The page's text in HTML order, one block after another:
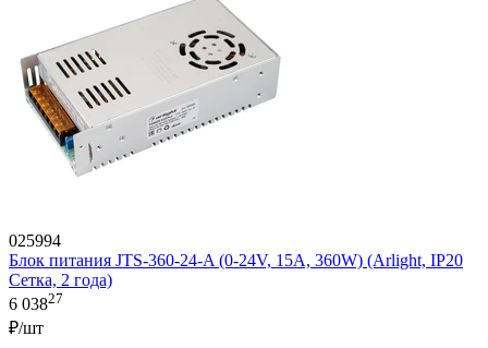
025994
Блок питания JTS-360-24-A (0-24V, 15A, 360W) (Arlight, IP20
Сетка, 2 года)
6 03827
₽/шт